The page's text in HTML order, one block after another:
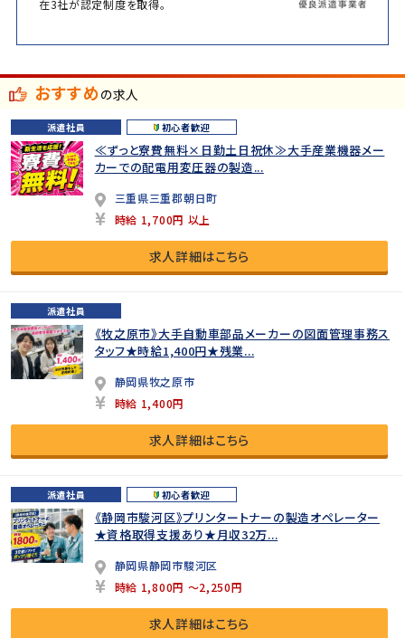
在3社が認定制度を取得。
おすすめの求人
派遣社員 初心者歓迎
≪ずっと寮費無料×日勤土日祝休≫大手産業機器メー
カーでの配電用変圧器の製造...
三重県三重郡朝日町
時給 1,700円 以上
求人詳細はこちら
派遣社員
《牧之原市》大手自動車部品メーカーの図面管理事務ス
タッフ★時給1,400円★残業...
静岡県牧之原市
時給 1,400円
求人詳細はこちら
派遣社員 初心者歓迎
《静岡市駿河区》プリンタートナーの製造オペレーター
★資格取得支援あり★月収32万...
静岡県静岡市駿河区
時給 1,800円 ～2,250円
求人詳細はこちら